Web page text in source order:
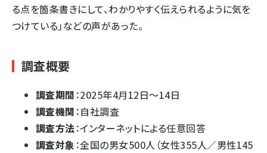
る点を箇条書きにして、わかりやすく伝えられるように気を
つけている」などの声があった。
調査概要
調査期間 ：2025年4月12日～14日
調査機関 ：自社調査
調査方法：インターネットによる任意回答
調査対象 ：全国の男女500人（女性355人／男性145